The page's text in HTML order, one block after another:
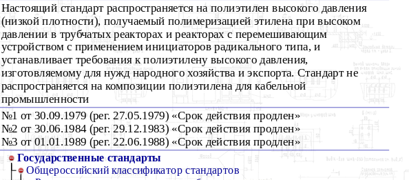
Настоящий стандарт распространяется на полиэтилен высокого давления
(низкой плотности), получаемый полимеризацией этилена при высоком
давлении в трубчатых реакторах и реакторах с перемешивающим
устройством с применением инициаторов радикального типа, и
устанавливает требования к полиэтилену высокого давления,
изготовляемому для нужд народного хозяйства и экспорта. Стандарт не
распространяется на композиции полиэтилена для кабельной
промышленности
№1 от 30.09.1979 (рег. 27.05.1979) «Срок действия продлен»
№2 от 30.06.1984 (рег. 29.12.1983) «Срок действия продлен»
№3 от 01.01.1989 (рег. 22.06.1988) «Срок действия продлен»
Государственные стандарты
Общероссийский классификатор стандартов